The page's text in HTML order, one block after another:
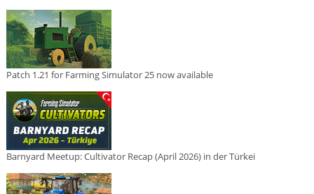
Patch 1.21 for Farming Simulator 25 now available
Barnyard Meetup: Cultivator Recap (April 2026) in der Türkei